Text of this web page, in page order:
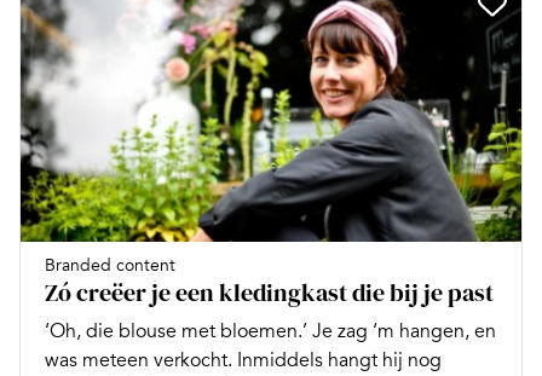
Branded content
Zó creëer je een kledingkast die bij je past
‘Oh, die blouse met bloemen.’ Je zag ‘m hangen, en
was meteen verkocht. Inmiddels hangt hij nog